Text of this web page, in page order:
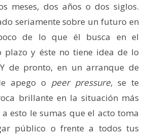
meses, dos años o dos siglos.
seriamente sobre un futuro en
de lo que él busca en el
plazo y éste no tiene idea de lo
de pronto, en un arranque de
apego o peer pressure, se te
brillante en la situación más
a esto le sumas que el acto toma
público o frente a todos tus